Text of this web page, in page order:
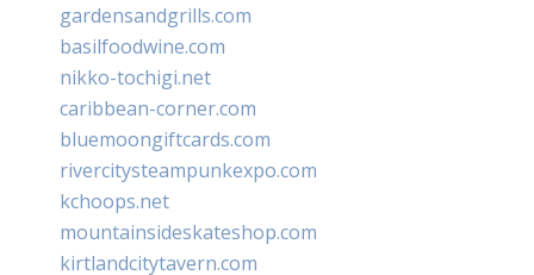
gardensandgrills.com
basilfoodwine.com
nikko-tochigi.net
caribbean-corner.com
bluemoongiftcards.com
rivercitysteampunkexpo.com
kchoops.net
mountainsideskateshop.com
kirtlandcitytavern.com